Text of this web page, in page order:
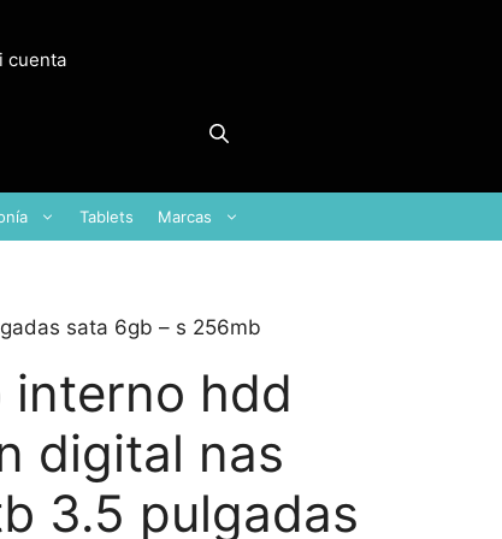
cuenta
Tablets Marcas
sata 6gb – s 256mb
interno hdd
digital nas
3.5 pulgadas